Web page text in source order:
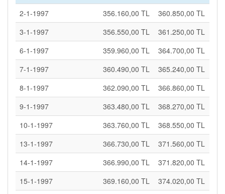
2-1-1997 356.160,00 TL
360.850,00 TL
3-1-1997
356.550,00 TL
361.250,00 TL
6-1-1997
359.960,00 TL
364.700,00 TL
7-1-1997
360.490,00 TL
365.240,00 TL
8-1-1997
362.090,00 TL
366.860,00 TL
9-1-1997
363.480,00 TL
368.270,00 TL
10-1-1997
363.760,00 TL
368.550,00 TL
13-1-1997
366.730,00 TL
371.560,00 TL
14-1-1997
366.990,00 TL
371.820,00 TL
15-1-1997
369.160,00 TL
374.020,00 TL